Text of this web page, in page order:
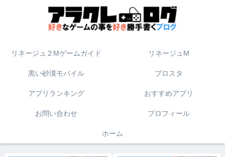
リネージュ２Mゲームガイド リネージュM
黒い砂漠モバイル ブロスタ
アプリランキング おすすめアプリ
お問い合わせ プロフィール
ホーム